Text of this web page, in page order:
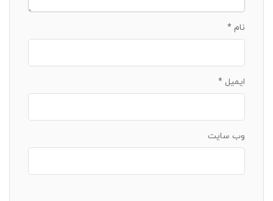
نام *
ایمیل *
وب‌ سایت